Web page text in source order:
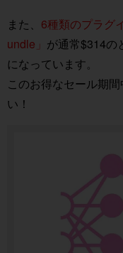
また、 6種類のプラグ
undle」 が通常$314の
になっています。
このお得なセール期
い！